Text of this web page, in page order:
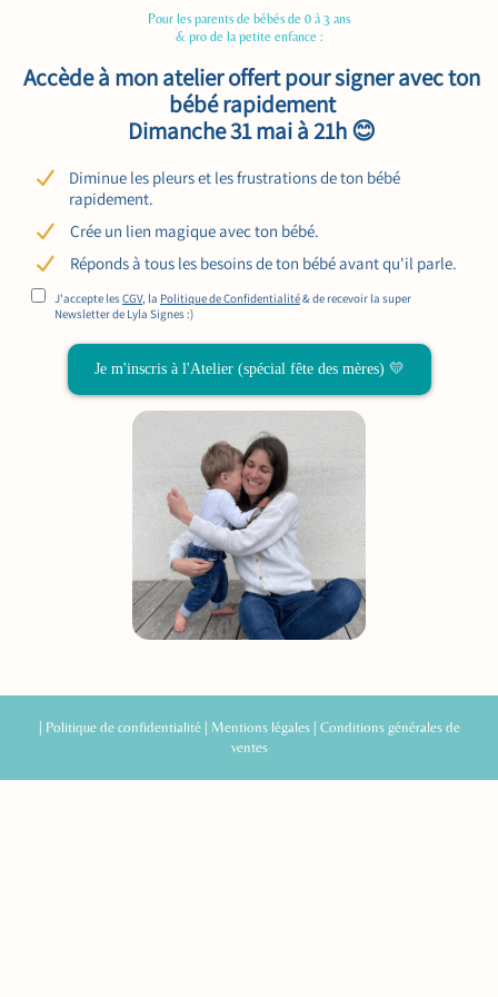
Pour les parents de bébés de 0 à 3 ans
& pro de la petite enfance :
Accède à mon atelier offert pour signer avec ton
bébé rapidement
Dimanche 31 mai à 21h 😊
Diminue les pleurs et les frustrations de ton bébé
rapidement.
Crée un lien magique avec ton bébé.
Réponds à tous les besoins de ton bébé avant qu'il parle.
J'accepte lesCGV, la Politique de Confidentialité& de recevoir la super
Newsletter de Lyla Signes :)
Je m'inscris à l'Atelier (spécial fête des mères) 💛
Politique de confidentialité| Mentions légales| Conditions générales de
ventes